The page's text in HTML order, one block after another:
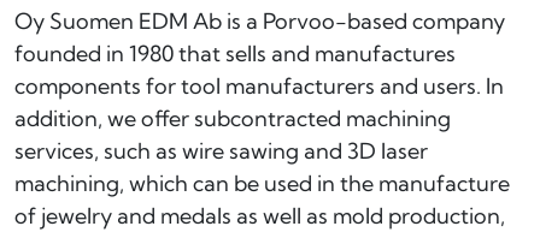
Oy Suomen EDM Ab is a Porvoo-based company
founded in 1980 that sells and manufactures
components for tool manufacturers and users. In
addition, we offer subcontracted machining
services, such as wire sawing and 3D laser
machining, which can be used in the manufacture
of jewelry and medals as well as mold production,